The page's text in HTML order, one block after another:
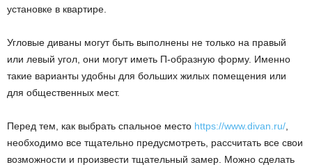
установке в квартире.
Угловые диваны могут быть выполнены не только на правый
или левый угол, они могут иметь П-образную форму. Именно
такие варианты удобны для больших жилых помещения или
для общественных мест.
Перед тем, как выбрать спальное место https://www.divan.ru/
необходимо все тщательно предусмотреть, рассчитать все свои
возможности и произвести тщательный замер. Можно сделать